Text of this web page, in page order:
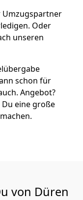
Umzugspartner
Oder
unseren
schon für
Angebot?
Du eine große
von Düren